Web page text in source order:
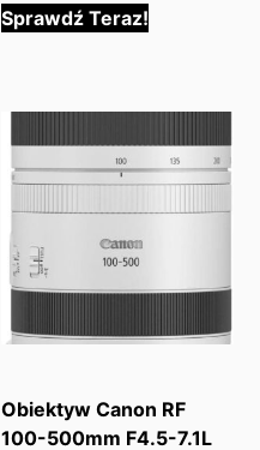
Sprawdź Teraz!
Obiektyw Canon RF
100-500mm F4.5-7.1L